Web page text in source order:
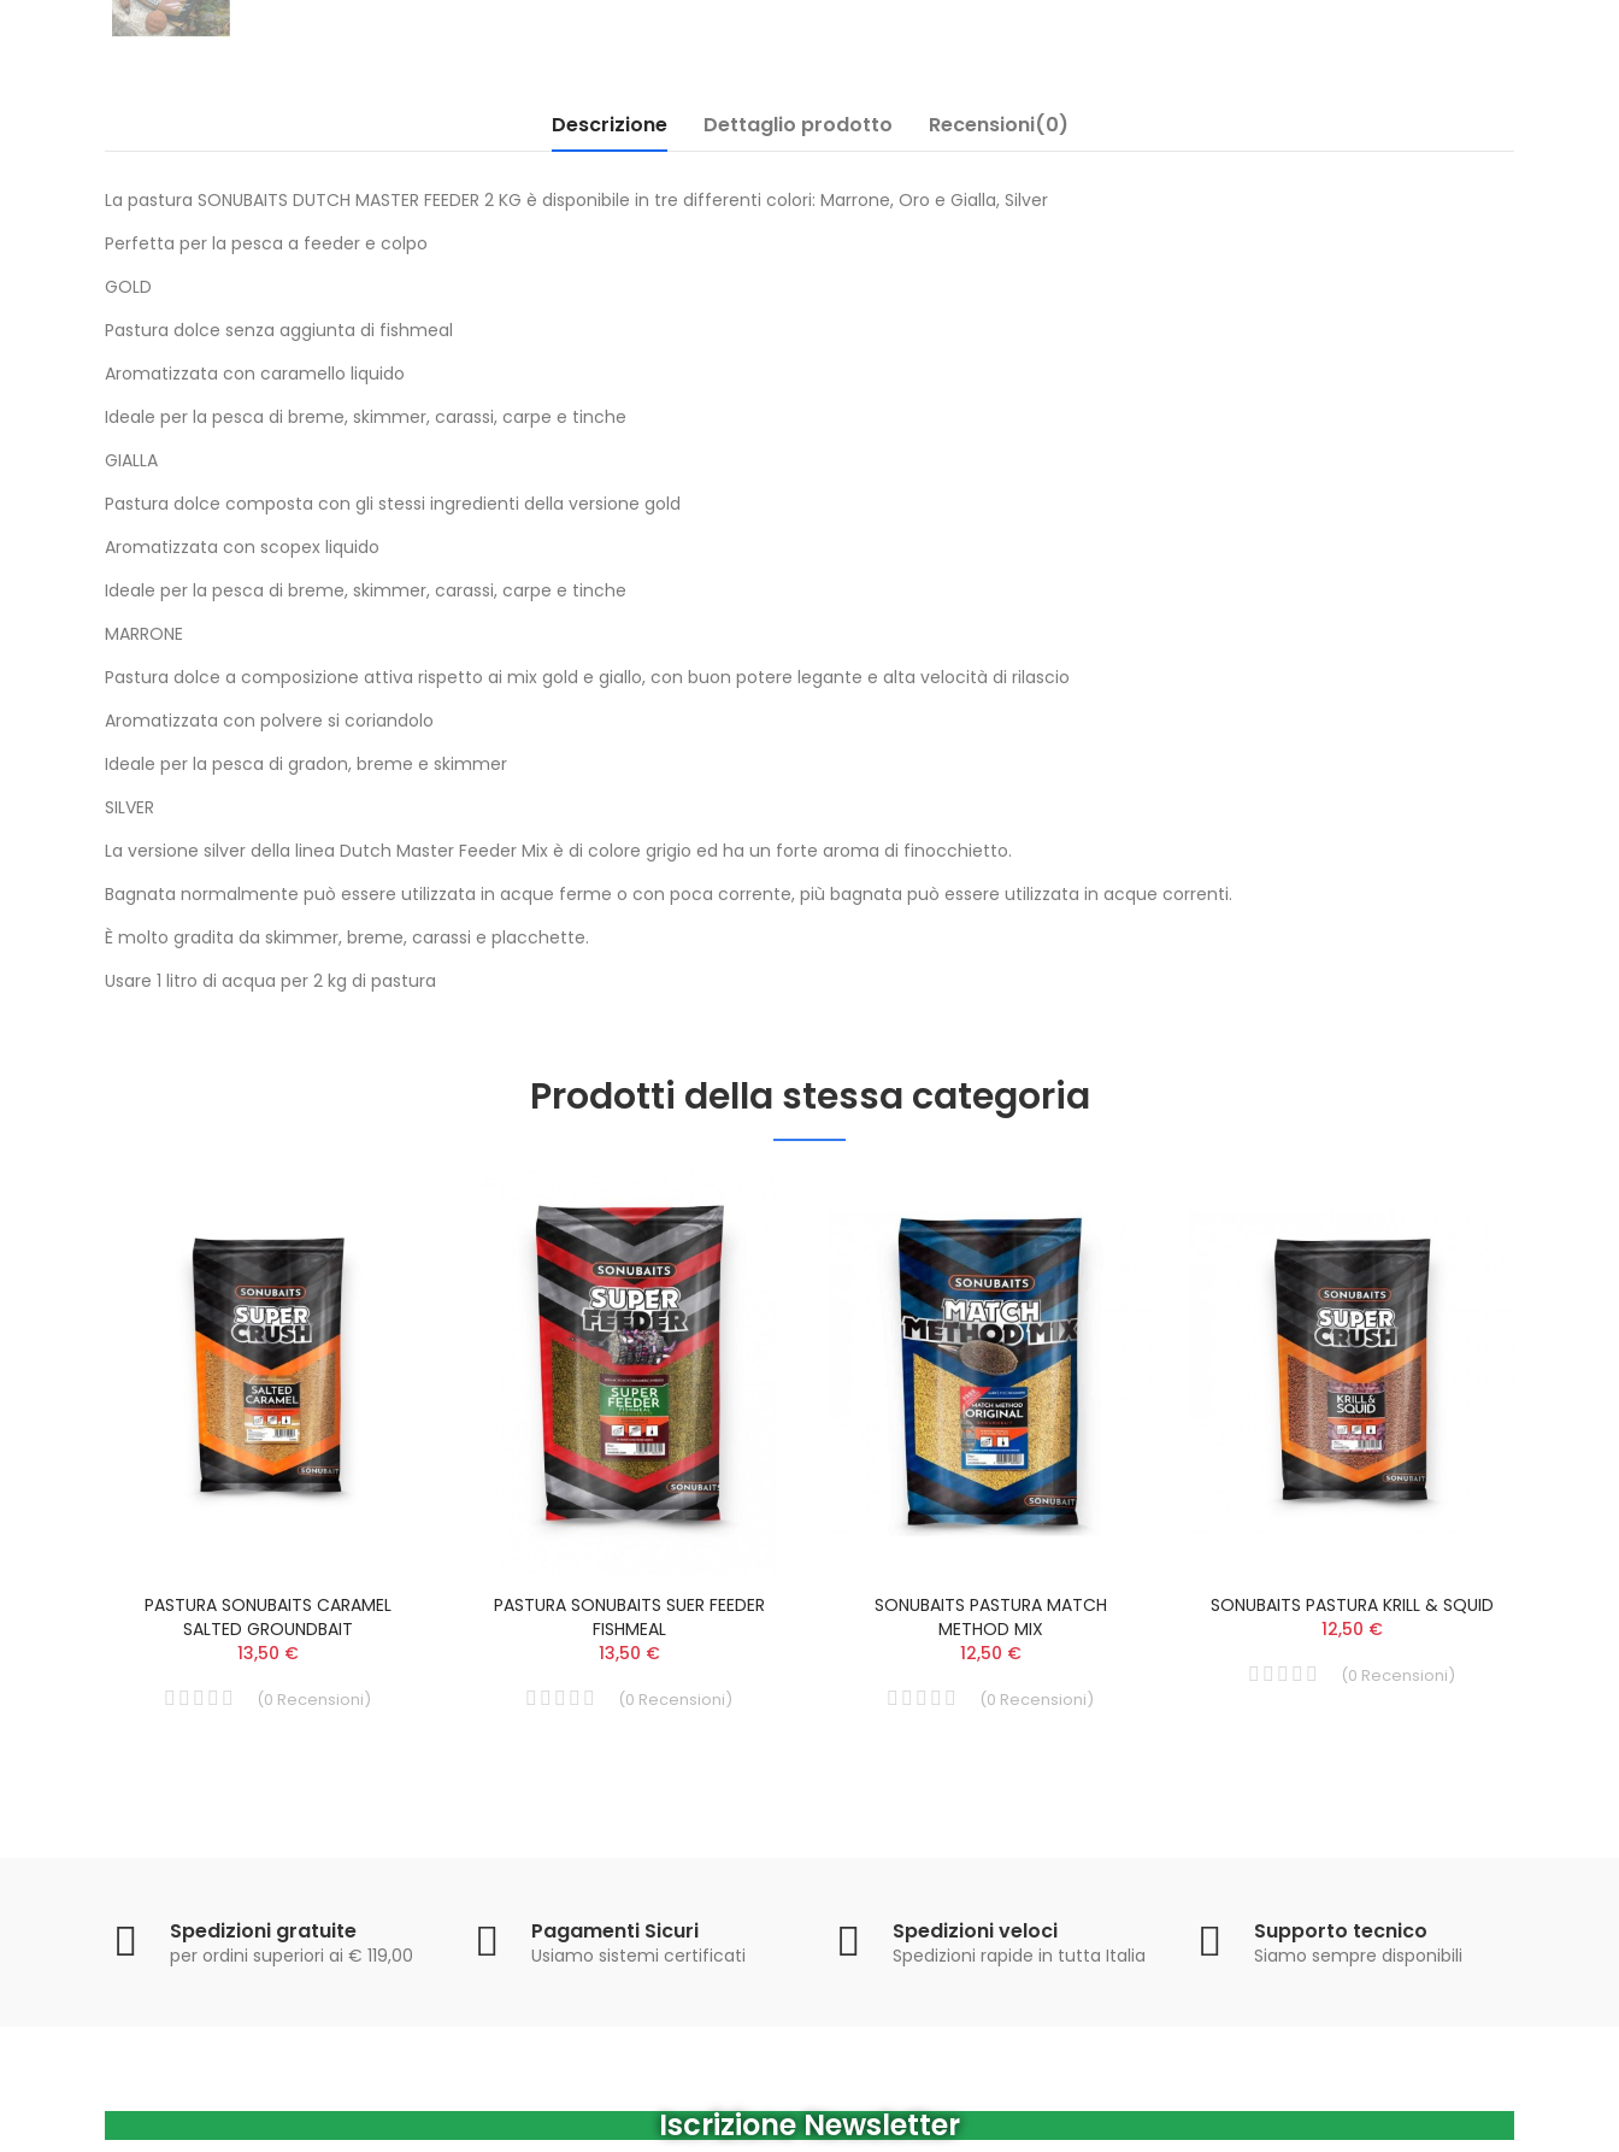
Descrizione Dettaglio prodotto Recensioni(0)
La pastura SONUBAITS DUTCH MASTER FEEDER 2 KG è disponibile in tre differenti colori: Marrone, Oro e Gialla, Silver
Perfetta per la pesca a feeder e colpo
GOLD
Pastura dolce senza aggiunta di fishmeal
Aromatizzata con caramello liquido
Ideale per la pesca di breme, skimmer, carassi, carpe e tinche
GIALLA
Pastura dolce composta con gli stessi ingredienti della versione gold
Aromatizzata con scopex liquido
Ideale per la pesca di breme, skimmer, carassi, carpe e tinche
MARRONE
Pastura dolce a composizione attiva rispetto ai mix gold e giallo, con buon potere legante e alta velocità di rilascio
Aromatizzata con polvere si coriandolo
Ideale per la pesca di gradon, breme e skimmer
SILVER
La versione silver della linea Dutch Master Feeder Mix è di colore grigio ed ha un forte aroma di finocchietto.
Bagnata normalmente può essere utilizzata in acque ferme o con poca corrente, più bagnata può essere utilizzata in acque correnti.
È molto gradita da skimmer, breme, carassi e placchette.
Usare 1 litro di acqua per 2 kg di pastura
Prodotti della stessa categoria
PASTURA SONUBAITS CARAMEL
SALTED GROUNDBAIT
13,50 €
(0 Recensioni)
PASTURA SONUBAITS SUER FEEDER
FISHMEAL
13,50 €
(0 Recensioni)
SONUBAITS PASTURA MATCH
METHOD MIX
12,50 €
(0 Recensioni)
SONUBAITS PASTURA KRILL & SQUID
12,50 €
(0 Recensioni)
Spedizioni gratuite
per ordini superiori ai € 119,00
Pagamenti Sicuri
Usiamo sistemi certificati
Spedizioni veloci
Spedizioni rapide in tutta Italia
Supporto tecnico
Siamo sempre disponibili
Iscrizione Newsletter